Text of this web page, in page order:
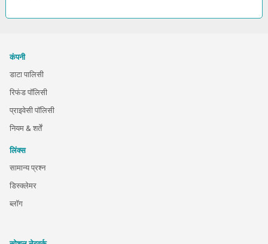
कंपनी
डाटा पालिसी
रिफंड पॉलिसी
प्राइवेसी पॉलिसी
नियम & शर्तें
लिंक्स
सामान्य प्रश्न
डिस्क्लेमर
ब्लॉग